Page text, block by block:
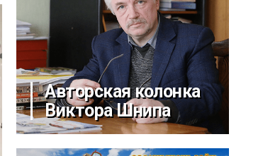
Авторская колонка
Виктора Шнипа